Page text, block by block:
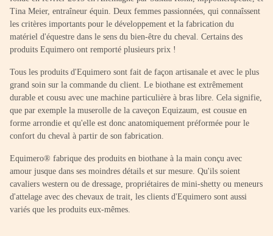
Tina Meier, entraîneur équin. Deux femmes passionnées, qui connaîssent
les critères importants pour le développement et la fabrication du
matériel d'équestre dans le sens du bien-être du cheval. Certains des
produits Equimero ont remporté plusieurs prix !
Tous les produits d'Equimero sont fait de façon artisanale et avec le plus
grand soin sur la commande du client. Le biothane est extrêmement
durable et cousu avec une machine particulière à bras libre. Cela signifie,
que par exemple la muserolle de la caveçon Equizaum, est cousue en
forme arrondie et qu'elle est donc anatomiquement préformée pour le
confort du cheval à partir de son fabrication.
Equimero® fabrique des produits en biothane à la main conçu avec
amour jusque dans ses moindres détails et sur mesure. Qu'ils soient
cavaliers western ou de dressage, propriétaires de mini-shetty ou meneurs
d'attelage avec des chevaux de trait, les clients d'Equimero sont aussi
variés que les produits eux-mêmes.